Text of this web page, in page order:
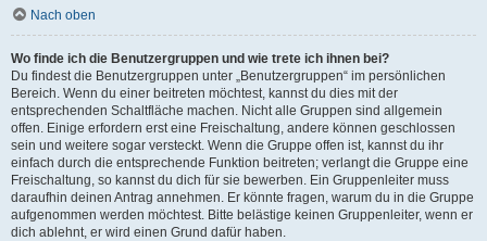
Nach oben
Wo finde ich die Benutzergruppen und wie trete ich ihnen bei?
Du findest die Benutzergruppen unter „Benutzergruppen“ im persönlichen
Bereich. Wenn du einer beitreten möchtest, kannst du dies mit der
entsprechenden Schaltfläche machen. Nicht alle Gruppen sind allgemein
offen. Einige erfordern erst eine Freischaltung, andere können geschlossen
sein und weitere sogar versteckt. Wenn die Gruppe offen ist, kannst du ihr
einfach durch die entsprechende Funktion beitreten; verlangt die Gruppe eine
Freischaltung, so kannst du dich für sie bewerben. Ein Gruppenleiter muss
daraufhin deinen Antrag annehmen. Er könnte fragen, warum du in die Gruppe
aufgenommen werden möchtest. Bitte belästige keinen Gruppenleiter, wenn er
dich ablehnt, er wird einen Grund dafür haben.